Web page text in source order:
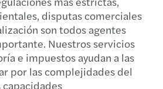
disputas comerciales
son todos agentes
Nuestros servicios
e impuestos ayudan a las
por las complejidades del